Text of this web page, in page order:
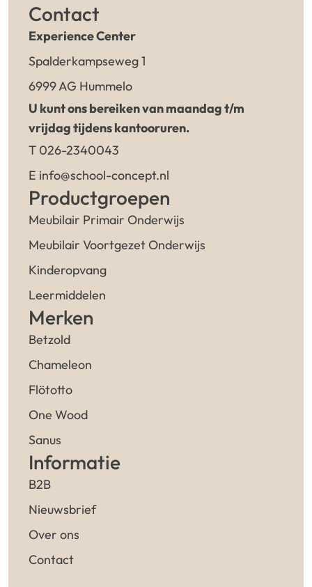
Contact
Experience Center
Spalderkampseweg 1
6999 AG Hummelo
U kunt ons bereiken van maandag t/m
vrijdag tijdens kantooruren.
T 026-2340043
E info@school-concept.nl
Productgroepen
Meubilair Primair Onderwijs
Meubilair Voortgezet Onderwijs
Kinderopvang
Leermiddelen
Merken
Betzold
Chameleon
Flötotto
One Wood
Sanus
Informatie
B2B
Nieuwsbrief
Over ons
Contact